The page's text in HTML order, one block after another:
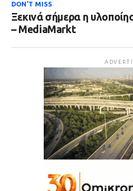
DON'T MISS
Ξεκινά σήμερα η
– MediaMarkt